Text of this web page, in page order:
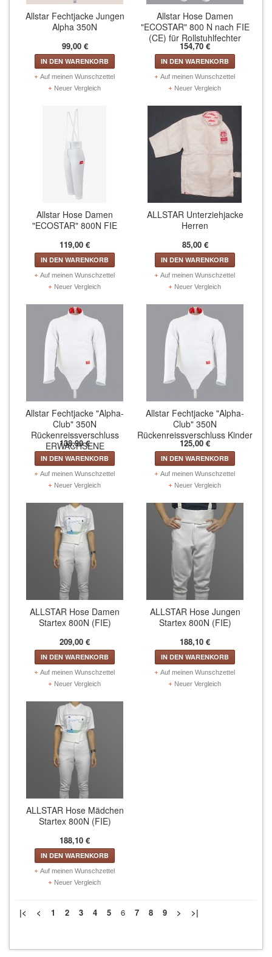
Allstar Fechtjacke Jungen
Alpha 350N
99,00 €
IN DEN WARENKORB
Auf meinen Wunschzettel
Neuer Vergleich
Allstar Hose Damen
"ECOSTAR" 800 N nach FIE
(CE) für Rollstuhlfechter
154,70 €
IN DEN WARENKORB
Auf meinen Wunschzettel
Neuer Vergleich
Allstar Hose Damen
"ECOSTAR" 800N FIE
119,00 €
IN DEN WARENKORB
Auf meinen Wunschzettel
Neuer Vergleich
ALLSTAR Unterziehjacke
Herren
85,00 €
IN DEN WARENKORB
Auf meinen Wunschzettel
Neuer Vergleich
Allstar Fechtjacke "Alpha-
Club" 350N
Rückenreissverschluss
ERWACHSENE
138,90 €
IN DEN WARENKORB
Auf meinen Wunschzettel
Neuer Vergleich
Allstar Fechtjacke "Alpha-
Club" 350N
Rückenreissverschluss Kinder
125,00 €
IN DEN WARENKORB
Auf meinen Wunschzettel
Neuer Vergleich
ALLSTAR Hose Damen
Startex 800N (FIE)
209,00 €
IN DEN WARENKORB
Auf meinen Wunschzettel
Neuer Vergleich
ALLSTAR Hose Jungen
Startex 800N (FIE)
188,10 €
IN DEN WARENKORB
Auf meinen Wunschzettel
Neuer Vergleich
ALLSTAR Hose Mädchen
Startex 800N (FIE)
188,10 €
IN DEN WARENKORB
Auf meinen Wunschzettel
Neuer Vergleich
|< < 1 2 3 4 5 6 7 8 9 > >|